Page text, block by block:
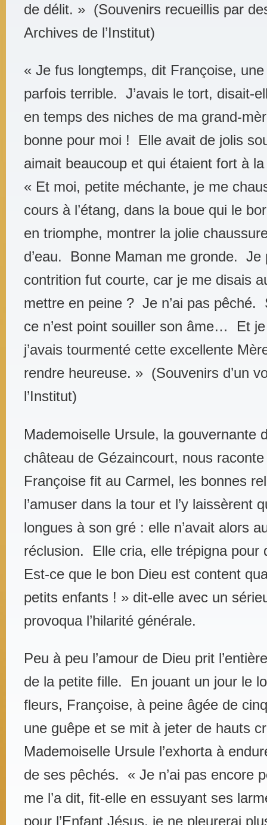
de délit. » (Souvenirs recueillis par
Archives de l’Institut)
« Je fus longtemps, dit Françoise,
parfois terrible. J’avais le tort, disait-
en temps des niches de ma grand-
bonne pour moi ! Elle avait de jolis
aimait beaucoup et qui étaient fort à
« Et moi, petite méchante, je me
cours à l’étang, dans la boue qui le
en triomphe, montrer la jolie
d’eau. Bonne Maman me gronde.
contrition fut courte, car je me disais
mettre en peine ? Je n’ai pas pêché.
ce n’est point souiller son âme… Et
j’avais tourmenté cette excellente
rendre heureuse. » (Souvenirs d’un
l’Institut)
Mademoiselle Ursule, la gouvernante
château de Gézaincourt, nous
Françoise fit au Carmel, les bonnes
l’amuser dans la tour et l’y laissèrent
longues à son gré : elle n’avait alors
réclusion. Elle cria, elle trépigna pour
Est-ce que le bon Dieu est content
petits enfants ! » dit-elle avec un
provoqua l’hilarité générale.
Peu à peu l’amour de Dieu prit
de la petite fille. En jouant un jour le
fleurs, Françoise, à peine âgée de
une guêpe et se mit à jeter de hauts
Mademoiselle Ursule l’exhorta à
de ses pêchés. « Je n’ai pas encore
me l’a dit, fit-elle en essuyant ses
pour l’Enfant Jésus, je ne pleurerai